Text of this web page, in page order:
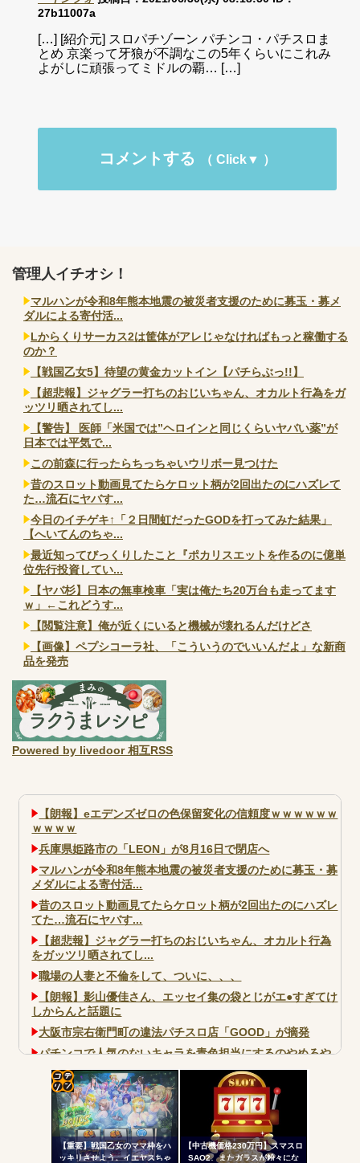
27b11007a
[…] [紹介元] スロパチゾーン パチンコ・パチスロま
とめ 京楽って牙狼が不調なこの5年くらいにこれみ
よがしに頑張ってミドルの覇… […]
コメントする
管理人イチオシ！
マルハンが令和8年熊本地震の被災者支援のために募玉・募メ
ダルによる寄付活...
Lからくりサーカス2は筐体がアレじゃなければもっと稼働する
のか？
【戦国乙女5】待望の黄金カットイン【パチらぶっ!!】
【超悲報】ジャグラー打ちのおじいちゃん、オカルト行為をガ
ッツリ晒されてし...
【警告】 医師「米国では”ヘロインと同じくらいヤバい薬”が
日本では平気で...
この前森に行ったらちっちゃいウリボー見つけた
昔のスロット動画見てたらケロット柄が2回出たのにハズレて
た…流石にヤバす...
今日のイチゲキ↑「２日間虹だったGODを打ってみた結果」
【へいてんのちゃ...
最近知ってびっくりしたこと『ポカリスエットを作るのに億単
位先行投資してい...
【ヤバ杉】日本の無車検車「実は俺たち20万台も走ってます
ｗ」←これどうす...
【閲覧注意】俺が近くにいると機械が壊れるんだけどさ
【画像】ペプシコーラ社、「こういうのでいいんだよ」な新商
品を発売
Powered by livedoor 相互RSS
【朗報】eエデンズゼロの色保留変化の信頼度ｗｗｗｗｗｗ
ｗｗｗｗ
兵庫県姫路市の「LEON」が8月16日で閉店へ
マルハンが令和8年熊本地震の被災者支援のために募玉・募
メダルによる寄付活...
昔のスロット動画見てたらケロット柄が2回出たのにハズレ
てた…流石にヤバす...
【超悲報】ジャグラー打ちのおじいちゃん、オカルト行為
をガッツリ晒されてし...
職場の人妻と不倫をして、ついに、、、
【朗報】影山優佳さん、エッセイ集の袋とじがエ●すぎてけ
しからんと話題に
大阪市宗右衛門町の違法パチスロ店「GOOD」が摘発
パチンコで人気のないキャラを青色担当にするのやめろや
ワイ、パチンコ屋店員の目の前で会員カードを握り潰し
「今までありがとう」と...
無職のパチンコカス(22)なんやが、ワイの人生どれくらい
ヤバいか教えて？...
AngelBeats!とかいうクソアニメの思い出ｗｗｗ
【重要】戦国乙女のママ枠をハ
ッキリさせよう。イエヤスちゃ
【中古機価格230万円】スマスロ
SAO2、またガラスが粉々にな
コテ
リン
- 固